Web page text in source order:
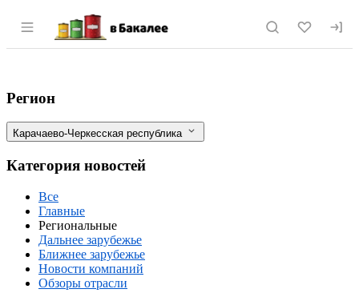
Раздел навигации по сайту vbakalee.ru
В Карачаево-Черкесии запустят
Фильтры
Регион
Карачаево-Черкесская республика
Категория новостей
Все
Главные
Региональные
Дальнее зарубежье
Ближнее зарубежье
Новости компаний
Обзоры отрасли